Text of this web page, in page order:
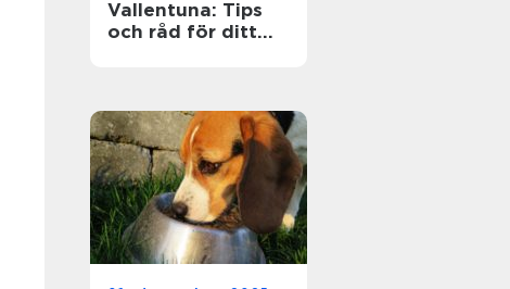
Vallentuna: Tips
och råd för ditt